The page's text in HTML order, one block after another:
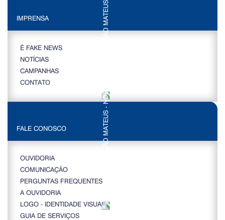
IMPRENSA
É FAKE NEWS
NOTÍCIAS
CAMPANHAS
CONTATO
FALE CONOSCO
OUVIDORIA
COMUNICAÇÃO
PERGUNTAS FREQUENTES
A OUVIDORIA
LOGO - IDENTIDADE VISUAL
GUIA DE SERVIÇOS